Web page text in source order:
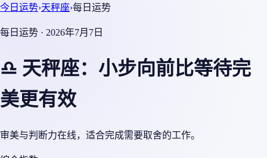
今日运势›天秤座›每日运势
每日运势 · 2026年7月7日
♎ 天秤座：小步向前比等待完
美更有效
审美与判断力在线，适合完成需要取舍的工作。